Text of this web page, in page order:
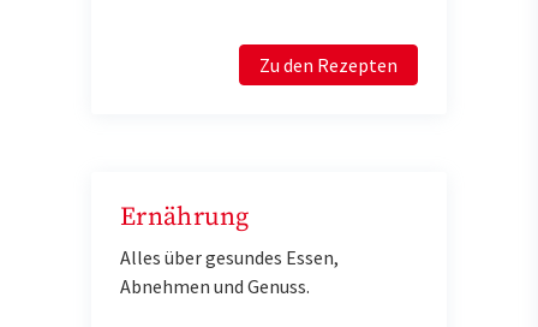
Zu den Rezepten
Ernährung
Alles über gesundes Essen,
Abnehmen und Genuss.